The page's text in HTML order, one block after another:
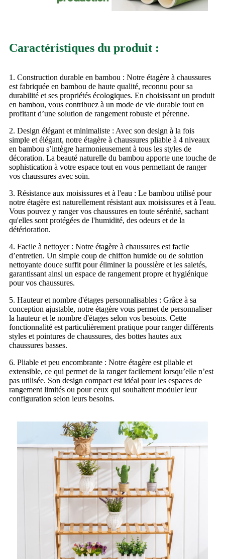
Caractéristiques du produit :
1. Construction durable en bambou : Notre étagère à chaussures
est fabriquée en bambou de haute qualité, reconnu pour sa
durabilité et ses propriétés écologiques. En choisissant un produit
en bambou, vous contribuez à un mode de vie durable tout en
profitant d’une solution de rangement robuste et pérenne.
2. Design élégant et minimaliste : Avec son design à la fois
simple et élégant, notre étagère à chaussures pliable à 4 niveaux
en bambou s’intègre harmonieusement à tous les styles de
décoration. La beauté naturelle du bambou apporte une touche de
sophistication à votre espace tout en vous permettant de ranger
vos chaussures avec soin.
3. Résistance aux moisissures et à l'eau : Le bambou utilisé pour
notre étagère est naturellement résistant aux moisissures et à l'eau.
Vous pouvez y ranger vos chaussures en toute sérénité, sachant
qu'elles sont protégées de l'humidité, des odeurs et de la
détérioration.
4. Facile à nettoyer : Notre étagère à chaussures est facile
d’entretien. Un simple coup de chiffon humide ou de solution
nettoyante douce suffit pour éliminer la poussière et les saletés,
garantissant ainsi un espace de rangement propre et hygiénique
pour vos chaussures.
5. Hauteur et nombre d'étages personnalisables : Grâce à sa
conception ajustable, notre étagère vous permet de personnaliser
la hauteur et le nombre d'étages selon vos besoins. Cette
fonctionnalité est particulièrement pratique pour ranger différents
styles et pointures de chaussures, des bottes hautes aux
chaussures basses.
6. Pliable et peu encombrante : Notre étagère est pliable et
extensible, ce qui permet de la ranger facilement lorsqu’elle n’est
pas utilisée. Son design compact est idéal pour les espaces de
rangement limités ou pour ceux qui souhaitent moduler leur
configuration selon leurs besoins.